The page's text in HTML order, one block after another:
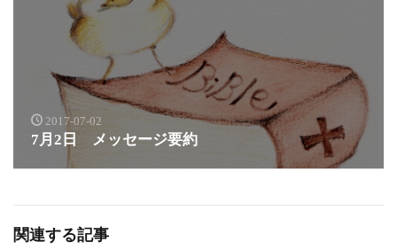
2017-07-02
7月2日 メッセージ要約
関連する記事